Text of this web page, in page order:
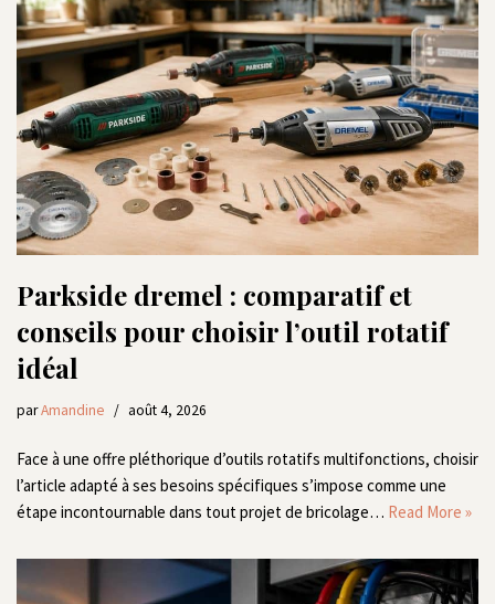
Parkside dremel : comparatif et
conseils pour choisir l’outil rotatif
idéal
parAmandine août 4, 2026
Face à une offre pléthorique d’outils rotatifs multifonctions, choisir
l’article adapté à ses besoins spécifiques s’impose comme une
étape incontournable dans tout projet de bricolage… Read More »